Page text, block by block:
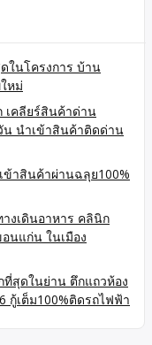
ในโครงการ บ้าน
หม่
เคลียร์สินค้าด่าน
นำเข้าสินค้าติดด่าน
าสินค้าผ่านฉลุย100%
งเดินอาหาร คลินิก
นแก่น ในเมือง
สุดในย่าน ตึกแถวห้อง
เต็ม100%ติดรถไฟฟ้า